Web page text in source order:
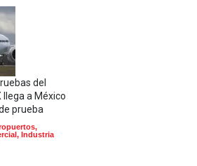
del
llega a México
prueba
,
, Industria